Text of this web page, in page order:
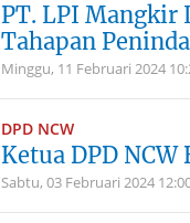
PT. LPI Mangkir
Tahapan
Minggu, 11 Februari 2024
DPD NCW
Ketua DPD
Sabtu, 03 Februari 2024